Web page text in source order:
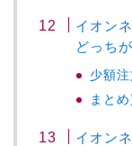
イオン
どっち
少額
まと
イオン